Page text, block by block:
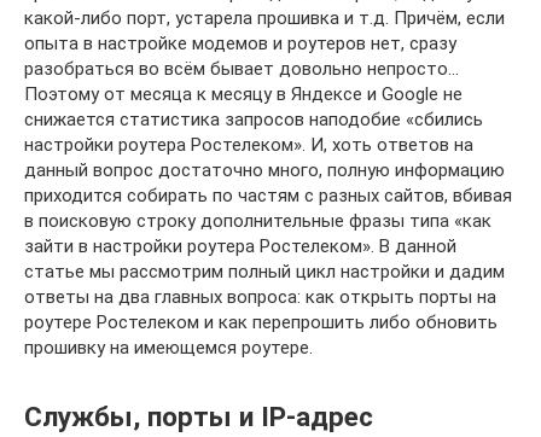
какой-либо порт, устарела прошивка и т.д. Причём, если
опыта в настройке модемов и роутеров нет, сразу
разобраться во всём бывает довольно непросто…
Поэтому от месяца к месяцу в Яндексе и Google не
снижается статистика запросов наподобие «сбились
настройки роутера Ростелеком». И, хоть ответов на
данный вопрос достаточно много, полную информацию
приходится собирать по частям с разных сайтов, вбивая
в поисковую строку дополнительные фразы типа «как
зайти в настройки роутера Ростелеком». В данной
статье мы рассмотрим полный цикл настройки и дадим
ответы на два главных вопроса: как открыть порты на
роутере Ростелеком и как перепрошить либо обновить
прошивку на имеющемся роутере.
Службы, порты и IP-адрес